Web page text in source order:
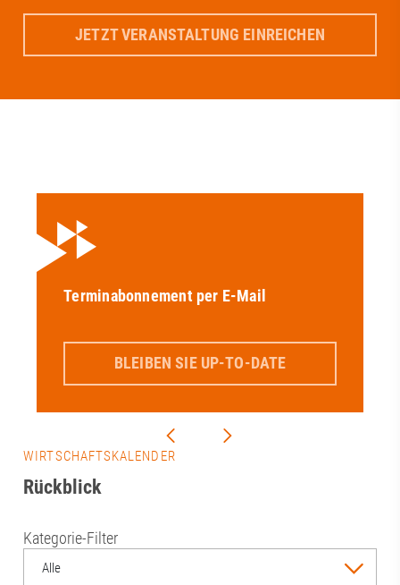
JETZT VERANSTALTUNG EINREICHEN
Terminabonnement per E-Mail
BLEIBEN SIE UP-TO-DATE
WIRTSCHAFTSKALENDER
Rückblick
Kategorie-Filter
Alle